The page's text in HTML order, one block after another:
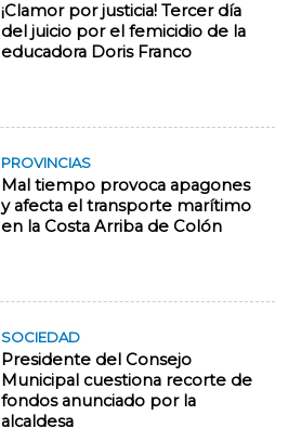
¡Clamor por justicia! Tercer día
del juicio por el femicidio de la
educadora Doris Franco
PROVINCIAS
Mal tiempo provoca apagones
y afecta el transporte marítimo
en la Costa Arriba de Colón
SOCIEDAD
Presidente del Consejo
Municipal cuestiona recorte de
fondos anunciado por la
alcaldesa